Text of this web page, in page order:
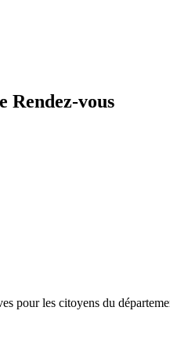
Rendez-vous
pour les citoyens du